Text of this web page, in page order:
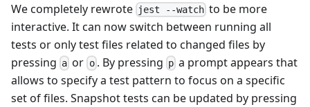
We completely rewrote jest --watch to be more
interactive. It can now switch between running all
tests or only test files related to changed files by
pressing a or o. By pressing p a prompt appears that
allows to specify a test pattern to focus on a specific
set of files. Snapshot tests can be updated by pressing